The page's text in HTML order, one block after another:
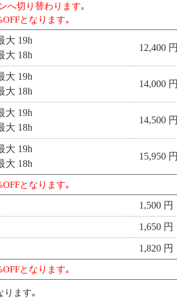
へ切り替わります｡
となります｡
大 19h
大 18h
12,400 円
大 19h
大 18h
14,000 円
大 19h
大 18h
14,500 円
大 19h
大 18h
15,950 円
となります｡
1,500 円
1,650 円
1,820 円
となります｡
ります｡